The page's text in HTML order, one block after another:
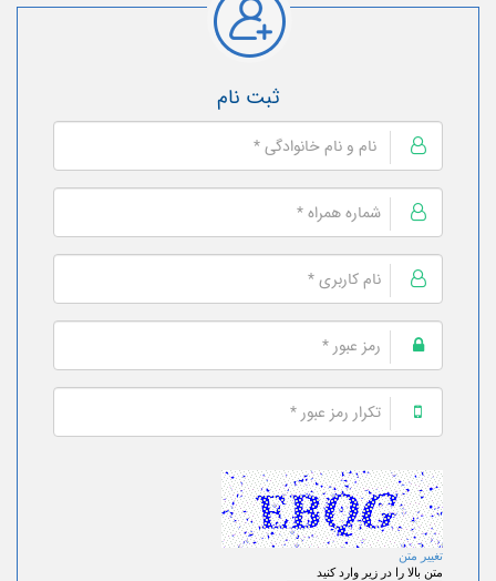
ثبت نام
تغییر متن
متن بالا را در زیر وارد کنید